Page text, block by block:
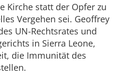
Kirche statt der Opfer zu
Vergehen sei. Geoffrey
UN-Rechtsrates und
in Sierra Leone,
die Immunität des